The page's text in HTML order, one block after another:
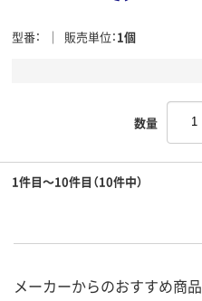
型番 販売単位 1個
数量
1件目～10件目（10件中）
メーカーからのおすすめ商品